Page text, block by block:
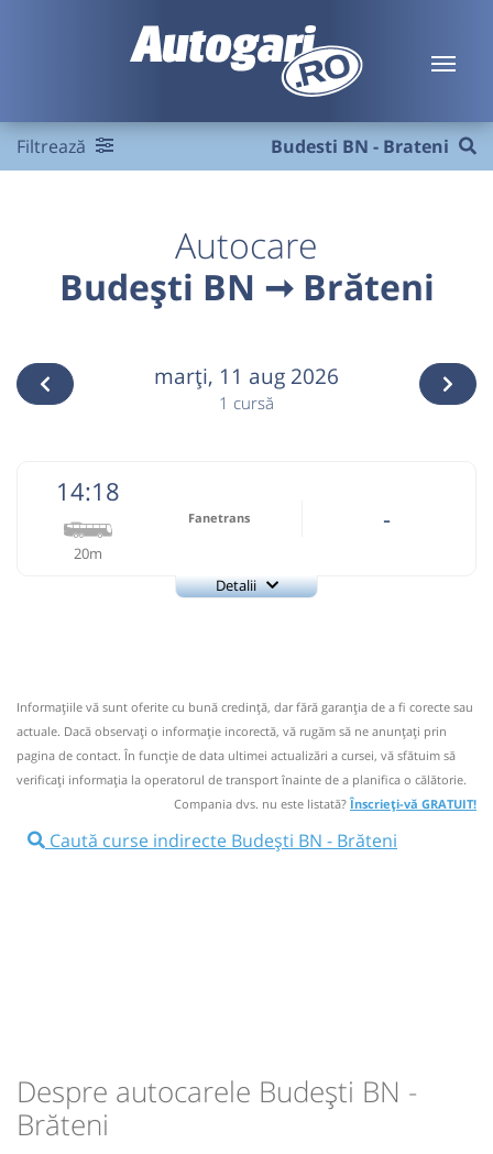
Filtrează Budesti BN - Brateni
Autocare
Budești BN ➞ Brăteni
marţi, 11 aug 2026
1 cursă
14:18
20m
Fanetrans -
Detalii
Info: +4-0745-145.848;+4-0744-639.252
Nu a circulat?Semnalați aici (12 comentarii)
NOU!Pune poze din călătoria ta⤣
14:18 Budești BN Ramificatie
20 L MM
Informaţiile vă sunt oferite cu bună credinţă, dar fără garanţia de a fi corecte sau
actuale. Dacă observați o informaţie incorectă, vă rugăm să ne anunțați prin
pagina de contact. În funcție de data ultimei actualizări a cursei, vă sfătuim să
verificaţi informaţia la operatorul de transport înainte de a planifica o călătorie.
Compania dvs. nu este listată?Înscrieți-vă GRATUIT!
Caută curse indirecte Budești BN - Brăteni
Despre autocarele Budești BN -
Brăteni